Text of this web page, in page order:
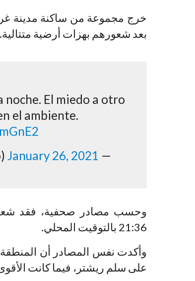
خرج مجموعة من ساكنة مدينة
بعد شعورهم بهزات أرضية متتالية.
noche. El miedo a otro
el ambiente.
— Miguel Delgado ® (@MiguelDeIgado)
January 26, 2021
وحسب مصادر صحفية، فقد شعر
21:36 بالتوقيت المحلي.
على سلم ريشتر، فيما كانت الأقوى ب 4,3 على سلم